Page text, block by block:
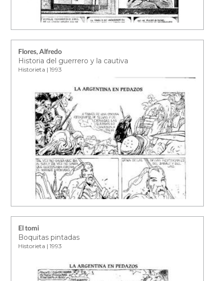
Flores, Alfredo
Historia del guerrero y la cautiva
Historieta | 1993
El tomi
Boquitas pintadas
Historieta | 1993